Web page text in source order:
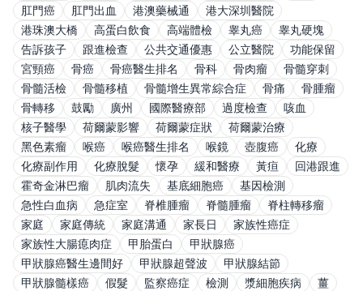
肛門癌
肛門出血 港澳藥械通
港大深圳醫院
港珠澳大橋
高蛋白飲食 高端體檢 睾丸癌
睾丸硬塊
告訴孩子
跟進檢查 公共交通優惠 公立醫院
功能保留
宮頸癌
骨癌 骨癌醫生排名 骨科 骨肉瘤
骨髓穿刺
骨髓活檢
骨髓移植 骨髓增生異常綜合症 骨痛
骨腫瘤
骨轉移
鼓勵 廣州 國際醫療部 過度檢查
咳血
核子醫學
荷爾蒙影響 荷爾蒙症狀
荷爾蒙治療
黑色素瘤
喉癌 喉癌醫生排名 喉鏡 壺腹癌
化療
化療副作用
化療脫髮 懷孕 緩和醫療 黃疸
回港跟進
霍奇金淋巴瘤
肌肉流失 基底細胞癌
基因檢測
急性白血病
急症室 脊椎腫瘤 脊髓腫瘤
脊柱轉移瘤
家庭
家庭傳統 家庭溝通 家長日
家族性癌症
家族性大腸瘜肉症
甲胎蛋白
甲狀腺癌
甲狀腺癌醫生邊間好
甲狀腺超聲波
甲狀腺結節
甲狀腺髓樣癌
假髮 監察癌症 檢測 漿細胞疾病
薑